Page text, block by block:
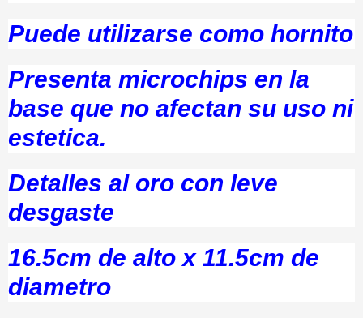
Puede utilizarse como hornito
Presenta microchips en la
base que no afectan su uso ni
estetica.
Detalles al oro con leve
desgaste
16.5cm de alto x 11.5cm de
diametro